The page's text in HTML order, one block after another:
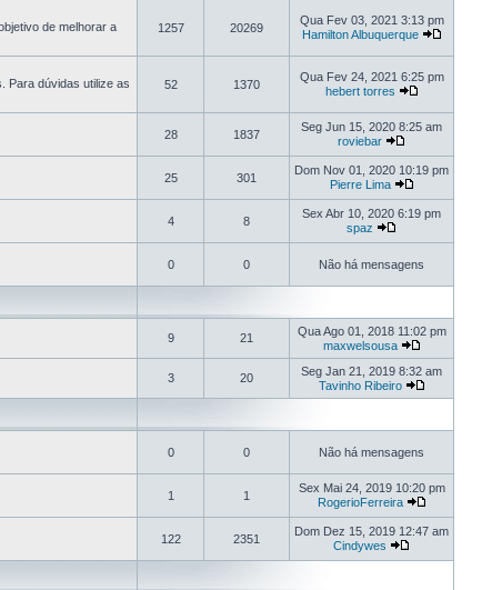
de melhorar a
1257 20269
Qua Fev 03, 2021 3:13 pm
Hamilton Albuquerque
Para dúvidas utilize as
52 1370
Qua Fev 24, 2021 6:25 pm
hebert torres
28 1837
Seg Jun 15, 2020 8:25 am
roviebar
25 301
Dom Nov 01, 2020 10:19 pm
Pierre Lima
4 8
Sex Abr 10, 2020 6:19 pm
spaz
0 0 Não há mensagens
9 21
Qua Ago 01, 2018 11:02 pm
maxwelsousa
3 20
Seg Jan 21, 2019 8:32 am
Tavinho Ribeiro
0 0 Não há mensagens
1 1
Sex Mai 24, 2019 10:20 pm
RogerioFerreira
122 2351
Dom Dez 15, 2019 12:47 am
Cindywes